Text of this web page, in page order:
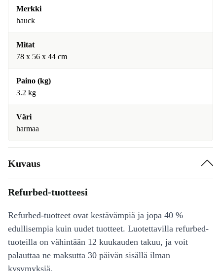
Merkki
hauck
Mitat
78 x 56 x 44 cm
Paino (kg)
3.2 kg
Väri
harmaa
Kuvaus
Refurbed-tuotteesi
Refurbed-tuotteet ovat kestävämpiä ja jopa 40 %
edullisempia kuin uudet tuotteet. Luotettavilla refurbed-
tuoteilla on vähintään 12 kuukauden takuu, ja voit
palauttaa ne maksutta 30 päivän sisällä ilman
kysymyksiä.